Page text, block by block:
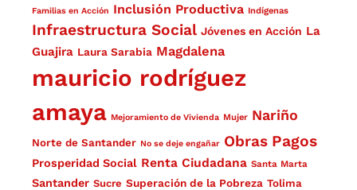
Familias en Acción Inclusión Productiva Indígenas
Infraestructura Social Jóvenes en Acción La
Guajira Laura Sarabia Magdalena
mauricio rodríguez
amaya Mejoramiento de Vivienda Mujer Nariño
Norte de Santander No se deje engañar Obras Pagos
Prosperidad Social Renta Ciudadana Santa Marta
Santander Sucre Superación de la Pobreza Tolima